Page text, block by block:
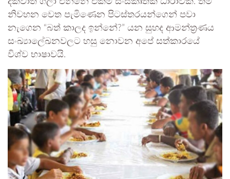
නිවහන වෙත පැමිණෙන පිටස්තරයන්ගෙන් පවා
නැගෙන “බත් කාලද ඉන්නේ?” යන සුහද ආමන්ත්‍රණය
සංඛ්‍යාලේඛනවලට හසු නොවන අපේ සත්කාරයේ
විශ්ව භාෂාවයි.